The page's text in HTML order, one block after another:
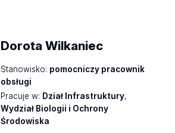
Dorota Wilkaniec
Stanowisko: pomocniczy pracownik
obsługi
Pracuje w: Dział Infrastruktury,
Wydział Biologii i Ochrony
Środowiska